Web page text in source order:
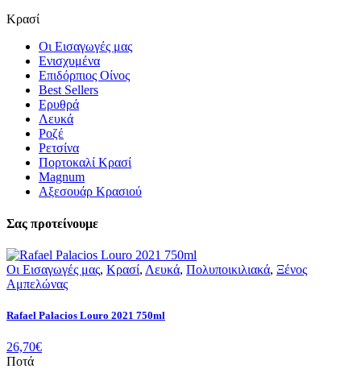
Κρασί
Οι Εισαγωγές μας
Ενισχυμένα
Επιδόρπιος Οίνος
Best Sellers
Ερυθρά
Λευκά
Ροζέ
Ρετσίνα
Πορτοκαλί Κρασί
Magnum
Αξεσουάρ Κρασιού
Σας προτείνουμε
Οι Εισαγωγές μας, Κρασί, Λευκά, Πολυποικιλιακά, Ξένος
Αμπελώνας
Rafael Palacios Louro 2021 750ml
26,70€
Ποτά